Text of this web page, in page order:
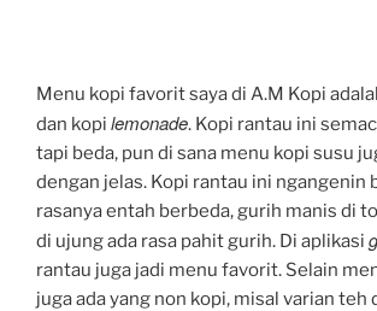
Menu kopi favorit saya di A.M Kopi
dan kopi lemonade. Kopi rantau ini
tapi beda, pun di sana menu kopi susu
dengan jelas. Kopi rantau ini ngangenin
rasanya entah berbeda, gurih manis di
di ujung ada rasa pahit gurih. Di aplikasi
rantau juga jadi menu favorit. Selain
juga ada yang non kopi, misal varian teh